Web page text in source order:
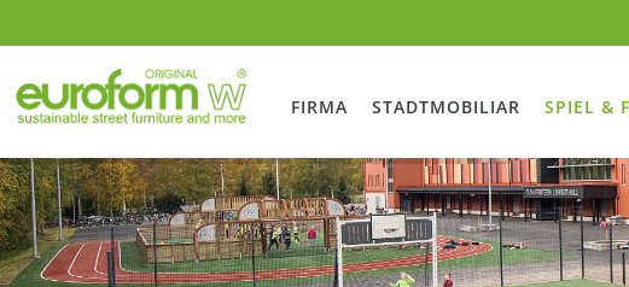
FIRMA STADTMOBILIAR SPIEL &